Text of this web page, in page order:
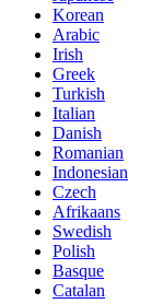
Korean
Arabic
Irish
Greek
Turkish
Italian
Danish
Romanian
Indonesian
Czech
Afrikaans
Swedish
Polish
Basque
Catalan